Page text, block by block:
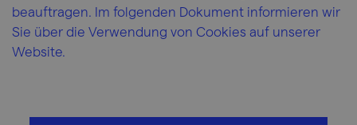
beauftragen. Im folgenden Dokument informieren wir
Sie über die Verwendung von Cookies auf unserer
Website.